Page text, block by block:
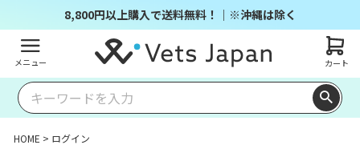
8,800円以上購入で送料無料！｜※沖縄は除く
メニュー カート
HOME ログイン